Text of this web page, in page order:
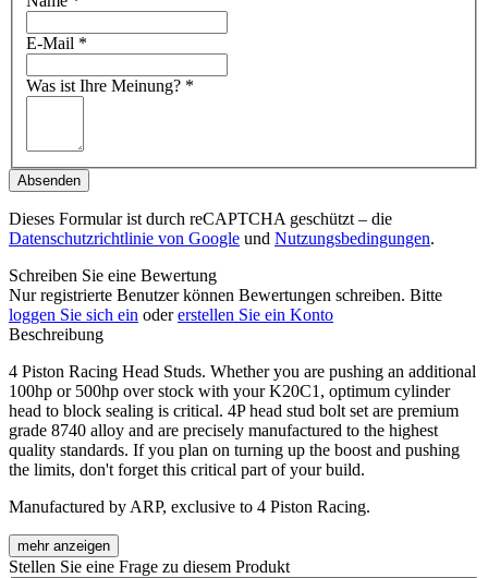
E-Mail *
Was ist Ihre Meinung? *
Absenden
Dieses Formular ist durch reCAPTCHA geschützt – die
Datenschutzrichtlinie von Google und Nutzungsbedingungen.
Schreiben Sie eine Bewertung
Nur registrierte Benutzer können Bewertungen schreiben. Bitte
loggen Sie sich ein odererstellen Sie ein Konto
Beschreibung
4 Piston Racing Head Studs. Whether you are pushing an additional
100hp or 500hp over stock with your K20C1, optimum cylinder
head to block sealing is critical. 4P head stud bolt set are premium
grade 8740 alloy and are precisely manufactured to the highest
quality standards. If you plan on turning up the boost and pushing
the limits, don't forget this critical part of your build.
Manufactured by ARP, exclusive to 4 Piston Racing.
mehr anzeigen
Stellen Sie eine Frage zu diesem Produkt